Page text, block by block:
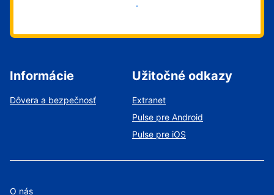
Informácie
Dôvera a bezpečnosť
Užitočné odkazy
Extranet
Pulse pre Android
Pulse pre iOS
O nás